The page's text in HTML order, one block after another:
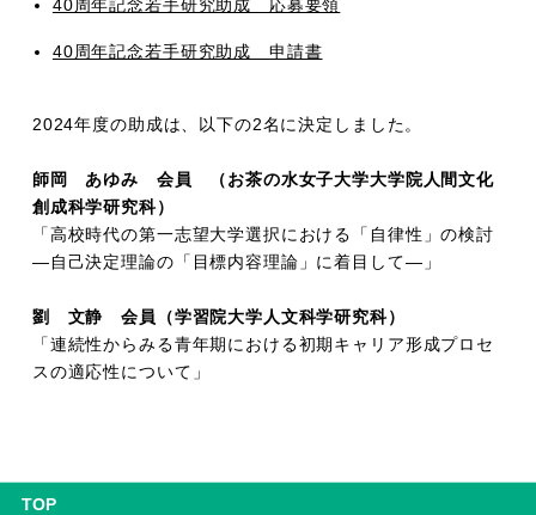
40周年記念若手研究助成 応募要領
40周年記念若手研究助成 申請書
2024年度の助成は、以下の2名に決定しました。
師岡 あゆみ 会員 （お茶の水女子大学大学院人間文化
創成科学研究科）
「高校時代の第一志望大学選択における「自律性」の検討
―自己決定理論の「目標内容理論」に着目して―」
劉 文静 会員（学習院大学人文科学研究科）
「連続性からみる青年期における初期キャリア形成プロセ
スの適応性について」
TOP